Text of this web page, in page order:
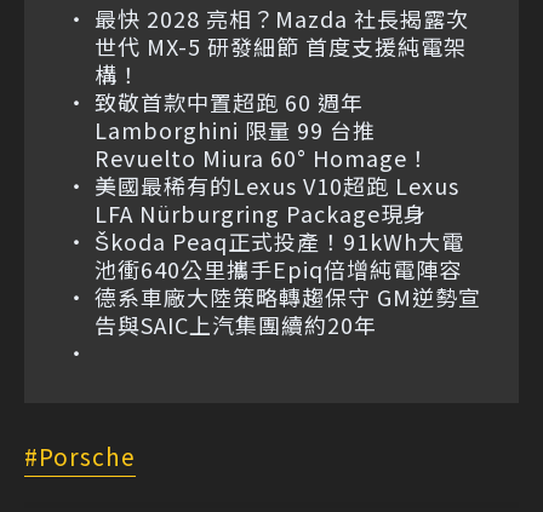
最快 2028 亮相？Mazda 社長揭露次
世代 MX-5 研發細節 首度支援純電架
構！
致敬首款中置超跑 60 週年
Lamborghini 限量 99 台推
Revuelto Miura 60° Homage！
美國最稀有的Lexus V10超跑 Lexus
LFA Nürburgring Package現身
Škoda Peaq正式投產！91kWh大電
池衝640公里攜手Epiq倍增純電陣容
德系車廠大陸策略轉趨保守 GM逆勢宣
告與SAIC上汽集團續約20年
Porsche